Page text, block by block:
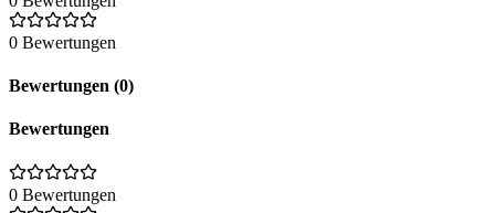
0 Bewertungen
Bewertungen (0)
Bewertungen
0 Bewertungen